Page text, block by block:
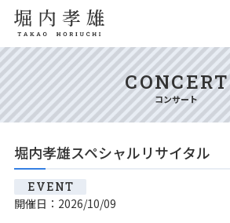
CONCERT
コンサート
堀内孝雄スペシャルリサイタル
EVENT
開催日：2026/10/09